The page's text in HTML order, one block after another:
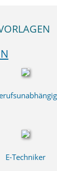
E-Techniker